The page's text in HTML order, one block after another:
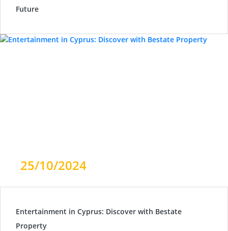
Future
25/10/2024
Entertainment in Cyprus: Discover with Bestate
Property